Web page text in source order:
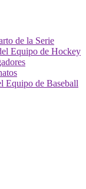
de la Serie
Equipo de Hockey
Equipo de Baseball